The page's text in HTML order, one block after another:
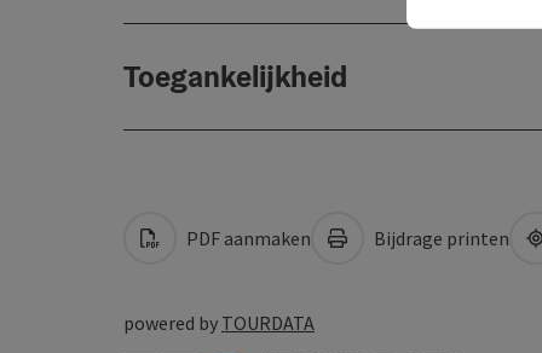
Toegankelijkheid
PDF aanmaken Bijdrage printen
powered by TOURDATA